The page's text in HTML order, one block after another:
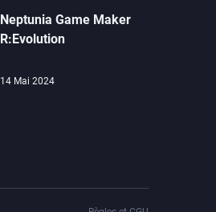
Neptunia Game Maker
R:Evolution
14 Mai 2024